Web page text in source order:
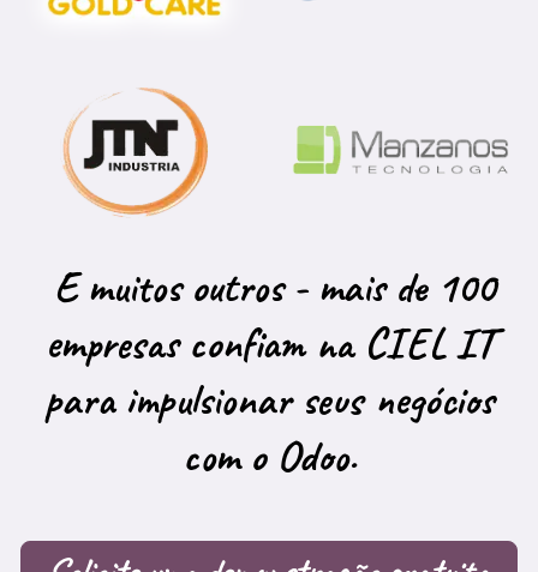
E muitos outros -mais de 100
empresas confiam na CIEL IT
paraimpulsionar seus negócios
com o Odoo.